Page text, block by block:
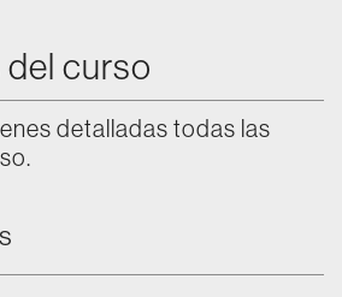
curso
detalladas todas las